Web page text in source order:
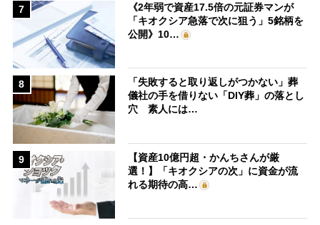
7
《2年弱で資産17.5倍の元証券マンが
「キオクシア急落で次に狙う」5銘柄を
公開》10…
8
「失敗すると取り返しがつかない」葬
儀社の手を借りない「DIY葬」の落とし
穴 素人には…
9
【資産10億円超・かんちさんが厳
選！】「キオクシアの次」に資金が流
れる期待の高…